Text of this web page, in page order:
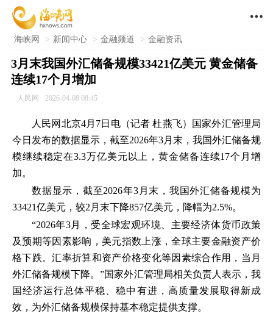

海峡网 > 新闻中心 > 金融频道 > 金融资讯
3月末我国外汇储备规模33421亿美元 黄金储备
连续17个月增加
人民网 2026-04-08 08:45
人民网 北京4月7日电（记者 杜燕飞）国家外汇管理局
今日发布的数据显示，截至2026年3月末，我国外汇储备规
模继续稳定在3.3万亿美元以上，黄金储备连续17个月增
加。
数据显示，截至2026年3月末，我国外汇储备规模为
33421亿美元，较2月末下降857亿美元，降幅为2.5%。
“2026年3月，受全球宏观环境、主要经济体货币政策
及预期等因素影响，美元指数上涨，全球主要金融资产价
格下跌。汇率折算和资产价格变化等因素综合作用，当月
外汇储备规模下降。”国家外汇管理局相关负责人表示，我
国经济运行总体平稳、稳中有进，高质量发展取得新成
效，为外汇储备规模保持基本稳定提供支撑。